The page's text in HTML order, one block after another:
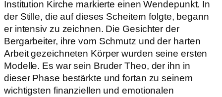
Institution Kirche markierte einen Wendepunkt. In
der Stille, die auf dieses Scheitern folgte, begann
er intensiv zu zeichnen. Die Gesichter der
Bergarbeiter, ihre vom Schmutz und der harten
Arbeit gezeichneten Körper wurden seine ersten
Modelle. Es war sein Bruder Theo, der ihn in
dieser Phase bestärkte und fortan zu seinem
wichtigsten finanziellen und emotionalen